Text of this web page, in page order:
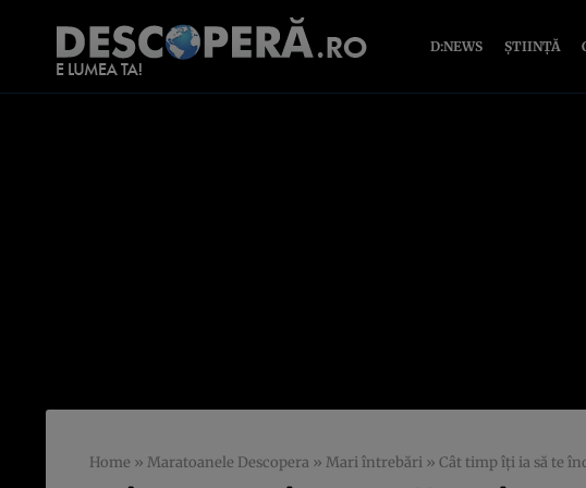
D:NEWS ȘTIINȚĂ
Home » Maratoanele Descopera » Mari întrebări » Cât timp îți ia să te